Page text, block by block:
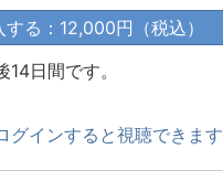
する：12,000円（税込）
日間です。
グインすると視聴できます